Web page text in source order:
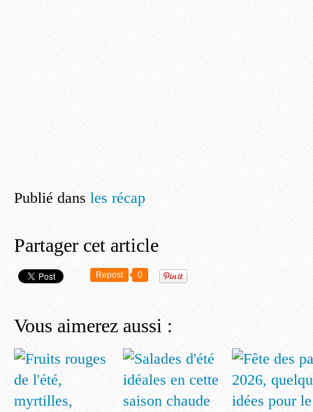
Publié dans les récap
Partager cet article
Repost 0
Vous aimerez aussi :